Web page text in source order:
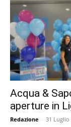
Acqua &
aperture in
Redazione - 31 Luglio